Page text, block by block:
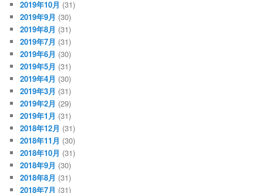
2019年10月 (31)
2019年9月 (30)
2019年8月 (31)
2019年7月 (31)
2019年6月 (30)
2019年5月 (31)
2019年4月 (30)
2019年3月 (31)
2019年2月 (29)
2019年1月 (31)
2018年12月 (31)
2018年11月 (30)
2018年10月 (31)
2018年9月 (30)
2018年8月 (31)
2018年7月 (31)